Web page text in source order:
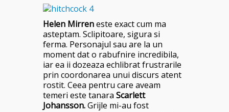
Helen Mirreneste exact cum ma
asteptam. Sclipitoare, sigura si
ferma. Personajul sau are la un
moment dat o rabufnire incredibila,
iar ea ii dozeaza echlibrat frustrarile
prin coordonarea unui discurs atent
rostit. Ceea pentru care aveam
temeri este tanara Scarlett
Johansson.Grijle mi-au fost